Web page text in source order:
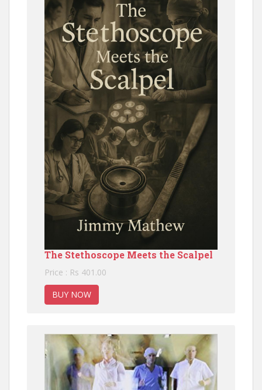
The Stethoscope Meets the Scalpel
Price : Rs 401.00
BUY NOW